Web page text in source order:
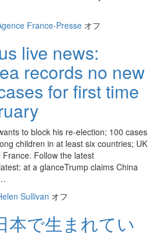
France-Presse オフ
live news:
records no new
for first time
to block his re-election; 100 cases
children in at least six countries; UK
Follow the latest
at a glanceTrump claims China
Sullivan オフ
本で生まれてい